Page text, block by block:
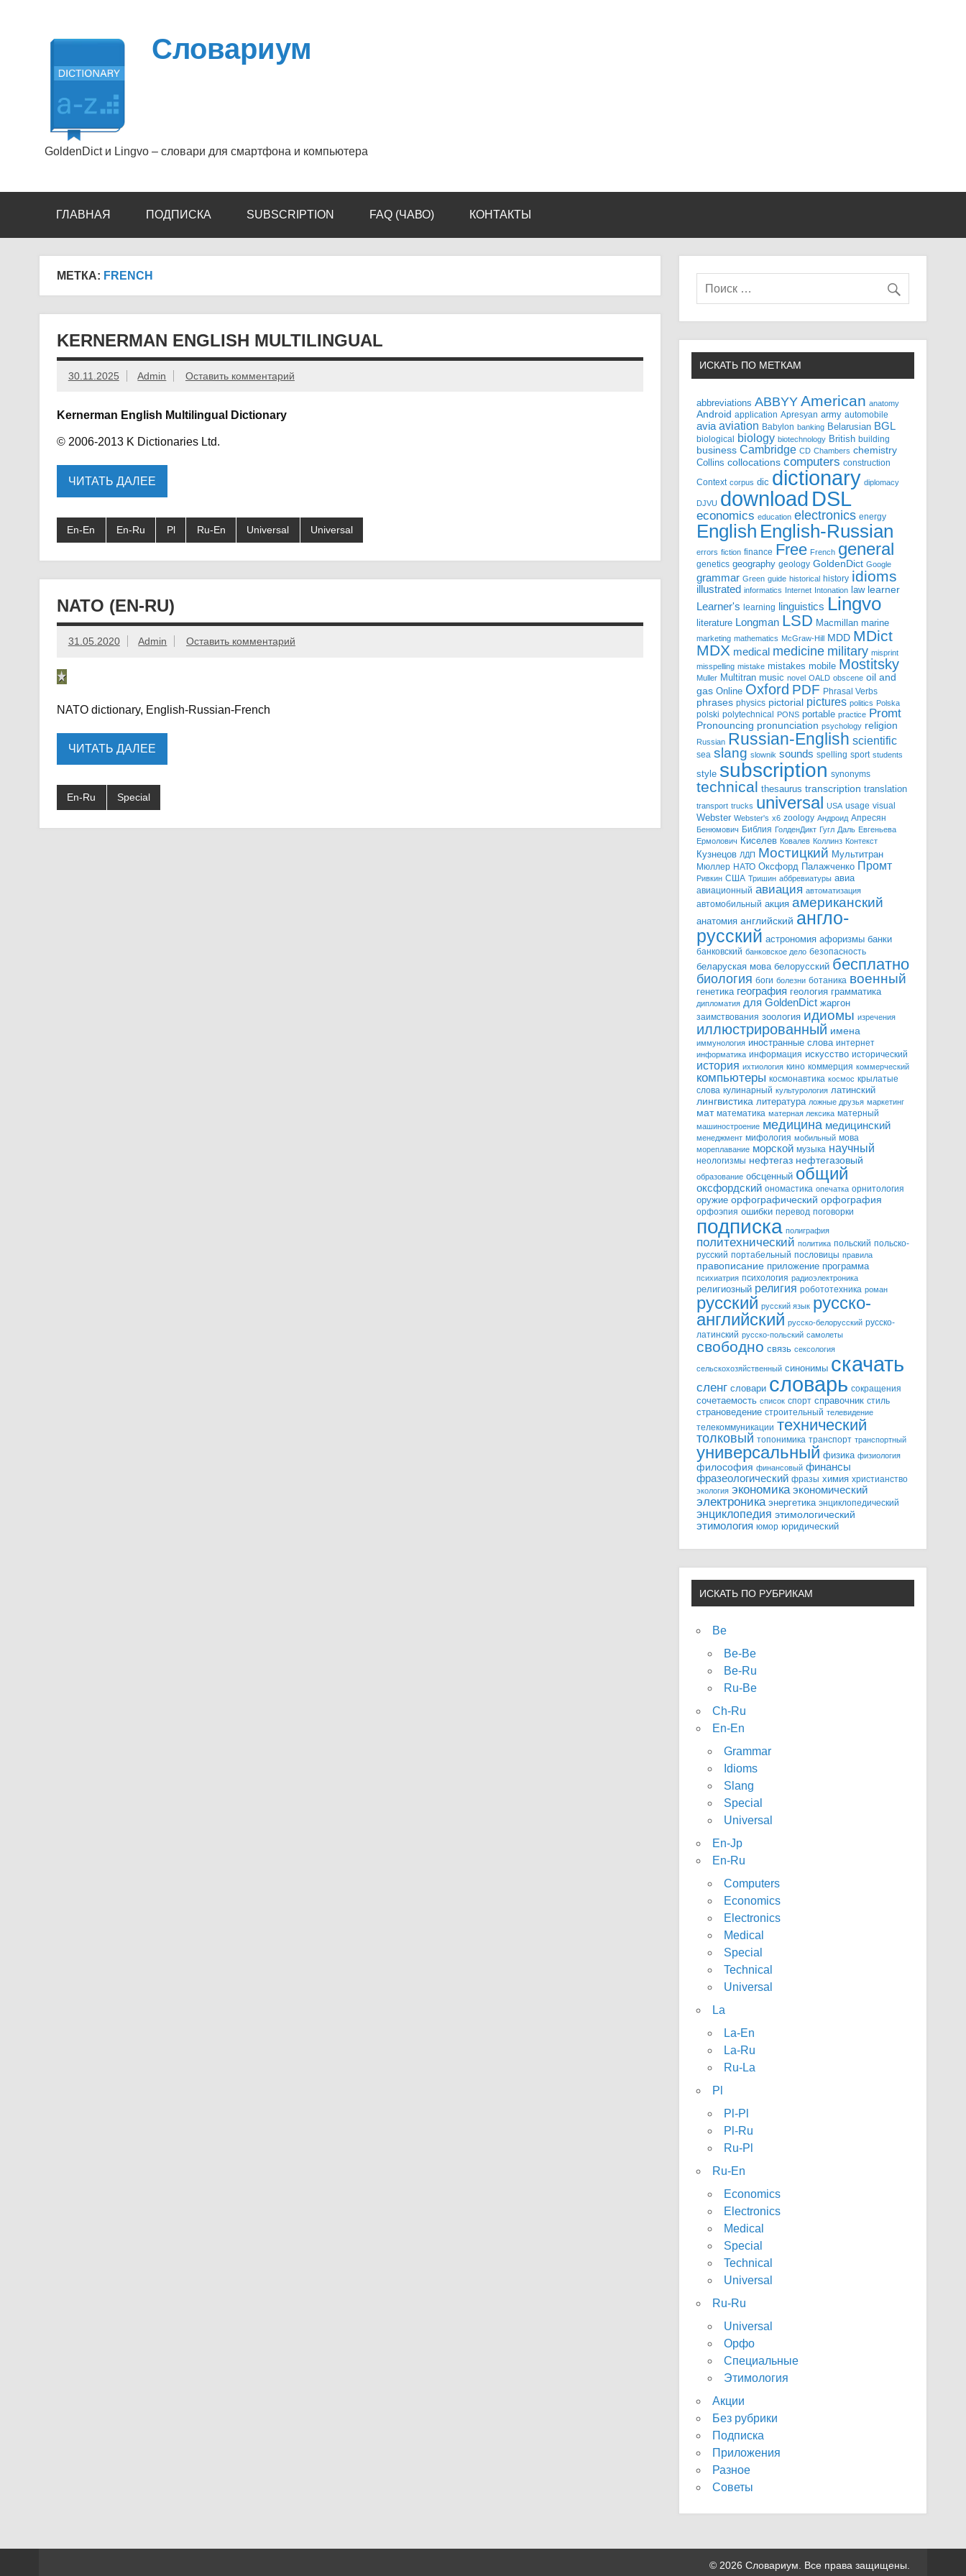
Словариум
GoldenDict и Lingvo – словари для смартфона и компьютера
ГЛАВНАЯ ПОДПИСКА SUBSCRIPTION FAQ (ЧАВО) КОНТАКТЫ
МЕТКА: FRENCH
KERNERMAN ENGLISH MULTILINGUAL
30.11.2025 Admin Оставить комментарий
Kernerman English Multilingual Dictionary
© 2006-2013 K Dictionaries Ltd.
ЧИТАТЬ ДАЛЕЕ
En-En En-Ru Pl Ru-En Universal Universal
NATO (EN-RU)
31.05.2020 Admin Оставить комментарий
NATO dictionary, English-Russian-French
ЧИТАТЬ ДАЛЕЕ
En-Ru Special
ИСКАТЬ ПО МЕТКАМ
abbreviations ABBYY American anatomy
Android application Apresyan army automobile
avia aviation Babylon banking Belarusian BGL
biological biology biotechnology British building
business Cambridge CD Chambers chemistry
Collins collocations computers construction
Context corpus dic dictionary diplomacy
DJVU download DSL
economics education electronics energy
English English-Russian
errors fiction finance Free French general
genetics geography geology GoldenDict Google
grammar Green guide historical history idioms
illustrated informatics Internet Intonation law learner
Learner's learning linguistics Lingvo
literature Longman LSD Macmillan marine
marketing mathematics McGraw-Hill MDD MDict
MDX medical medicine military misprint
misspelling mistake mistakes mobile Mostitsky
Muller Multitran music novel OALD obscene oil and
gas Online Oxford PDF Phrasal Verbs
phrases physics pictorial pictures politics Polska
polski polytechnical PONS portable practice Promt
Pronouncing pronunciation psychology religion
Russian Russian-English scientific
sea slang slownik sounds spelling sport students
style subscription synonyms
technical thesaurus transcription translation
transport trucks universal USA usage visual
Webster Webster's x6 zoology Андроид Апресян
Бенюмович Библия ГолденДикт Гугл Даль Евгеньева
Ермолович Киселев Ковалев Коллинз Контекст
Кузнецов ЛДП Мостицкий Мультитран
Мюллер НАТО Оксфорд Палажченко Промт
Ривкин США Тришин аббревиатуры авиа
авиационный авиация автоматизация
автомобильный акция американский
анатомия английский англо-
русский астрономия афоризмы банки
банковский банковское дело безопасность
беларуская мова белорусский бесплатно
биология боги болезни ботаника военный
генетика география геология грамматика
дипломатия для GoldenDict жаргон
заимствования зоология идиомы изречения
иллюстрированный имена
иммунология иностранные слова интернет
информатика информация искусство исторический
история ихтиология кино коммерция коммерческий
компьютеры космонавтика космос крылатые
слова кулинарный культурология латинский
лингвистика литература ложные друзья маркетинг
мат математика матерная лексика матерный
машиностроение медицина медицинский
менеджмент мифология мобильный мова
мореплавание морской музыка научный
неологизмы нефтегаз нефтегазовый
образование обсценный общий
оксфордский ономастика опечатка орнитология
оружие орфографический орфография
орфоэпия ошибки перевод поговорки
подписка полиграфия
политехнический политика польский польско-
русский портабельный пословицы правила
правописание приложение программа
психиатрия психология радиоэлектроника
религиозный религия робототехника роман
русский русский язык русско-
английский русско-белорусский русско-
латинский русско-польский самолеты
свободно связь сексология
сельскохозяйственный синонимы скачать
сленг словари словарь сокращения
сочетаемость список спорт справочник стиль
страноведение строительный телевидение
телекоммуникации технический
толковый топонимика транспорт транспортный
универсальный физика физиология
философия финансовый финансы
фразеологический фразы химия христианство
экология экономика экономический
электроника энергетика энциклопедический
энциклопедия этимологический
этимология юмор юридический
ИСКАТЬ ПО РУБРИКАМ
Be
Be-Be
Be-Ru
Ru-Be
Ch-Ru
En-En
Grammar
Idioms
Slang
Special
Universal
En-Jp
En-Ru
Computers
Economics
Electronics
Medical
Special
Technical
Universal
La
La-En
La-Ru
Ru-La
Pl
Pl-Pl
Pl-Ru
Ru-Pl
Ru-En
Economics
Electronics
Medical
Special
Technical
Universal
Ru-Ru
Universal
Орфо
Специальные
Этимология
Акции
Без рубрики
Подписка
Приложения
Разное
Советы
© 2026 Словариум. Все права защищены.